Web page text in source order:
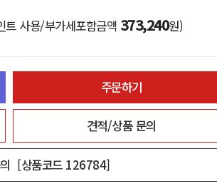
트 사용/부가세포함금액 373,240원)
주문하기
견적/상품 문의
[상품코드 126784]